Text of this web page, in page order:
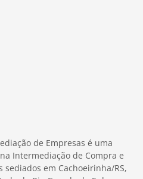
de Empresas é uma
Intermediação de Compra e
sediados em Cachoeirinha/RS,